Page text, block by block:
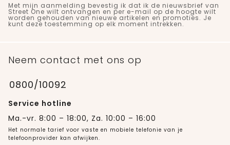
Met mijn aanmelding bevestig ik dat ik de nieuwsbrief van
Street One wilt ontvangen en per e-mail op de hoogte wilt
worden gehouden van nieuwe artikelen en promoties. Je
kunt deze toestemming op elk moment intrekken.
Neem contact met ons op
0800/10092
Service hotline
Ma.-vr. 8:00 – 18:00, Za. 10:00 – 16:00
Het normale tarief voor vaste en mobiele telefonie van je
telefoonprovider kan afwijken.